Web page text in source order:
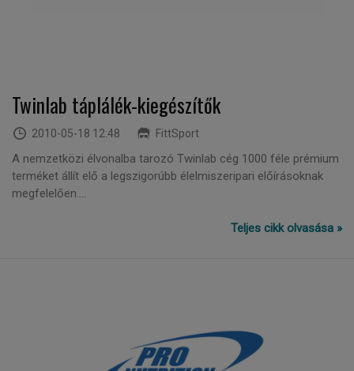
Twinlab táplálék-kiegészítők
2010-05-18 12:48 FittSport
A nemzetközi élvonalba tarozó Twinlab cég 1000 féle prémium
terméket állít elő a legszigorúbb élelmiszeripari előírásoknak
megfelelően....
Teljes cikk olvasása »